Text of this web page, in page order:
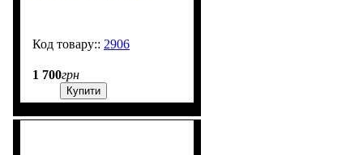
2906
1 700грн
Купити